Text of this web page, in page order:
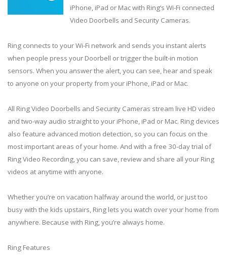
iPhone, iPad or Mac with Ring’s Wi-Fi connected
Video Doorbells and Security Cameras.
Ring connects to your Wi-Fi network and sends you instant alerts
when people press your Doorbell or trigger the built-in motion
sensors. When you answer the alert, you can see, hear and speak
to anyone on your property from your iPhone, iPad or Mac.
All Ring Video Doorbells and Security Cameras stream live HD video
and two-way audio straight to your iPhone, iPad or Mac. Ring devices
also feature advanced motion detection, so you can focus on the
most important areas of your home. And with a free 30-day trial of
Ring Video Recording, you can save, review and share all your Ring
videos at anytime with anyone.
Whether you’re on vacation halfway around the world, or just too
busy with the kids upstairs, Ring lets you watch over your home from
anywhere. Because with Ring, you’re always home.
Ring Features